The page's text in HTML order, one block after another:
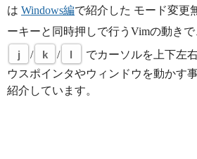
は Windows編で紹介した モード変更
ーキーと同時押しで行うVimの動きで
j
/ k / l
でカーソルを上下左
ウスポインタやウィンドウを動かす
紹介しています。